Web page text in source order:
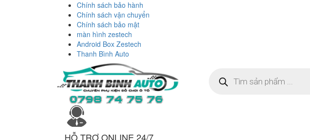
Chính sách bảo hành
Chính sách vận chuyển
Chính sách bảo mật
màn hình zestech
Android Box Zestech
Thanh Bình Auto
kiếm
sản
HỖ TRỢ ONLINE 24/7